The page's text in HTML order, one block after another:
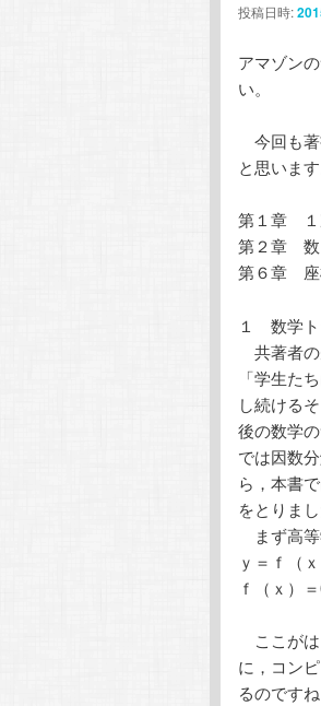
テ
ン
へ
移
ン
ツ
移
動
投稿日時:
アマゾン
い。
今回も著
と思います
第１章 １
第２章
第６章
１ 数学ト
共著者の
「学生た
し続ける
後の数学
では因数
ら，本書
をとりまし
まず高等
ｙ＝ｆ（
ｆ（ｘ）
ここがは
に，コン
るのです